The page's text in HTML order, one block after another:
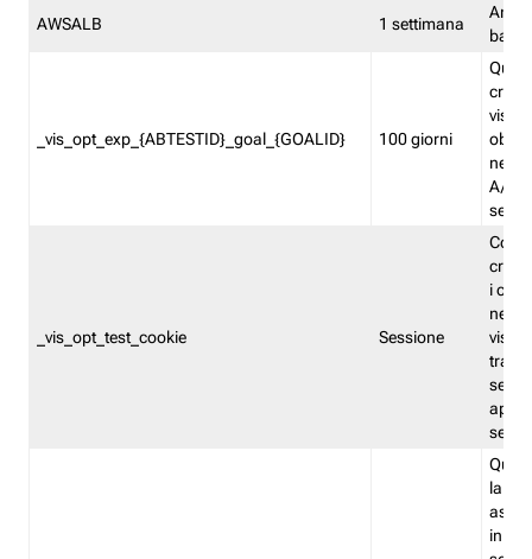
AWSALB 1 settimana
_vis_opt_exp_{ABTESTID}_goal_{GOALID} 100 giorni
nel
A/B.
_vis_opt_test_cookie Sessione
i
nel
la
in